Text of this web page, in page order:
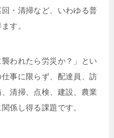
・清掃など、いわゆる普
す。
われたら労災か？」とい
事に限らず、配達員、訪
清掃、点検、建設、農業
係し得る課題です。